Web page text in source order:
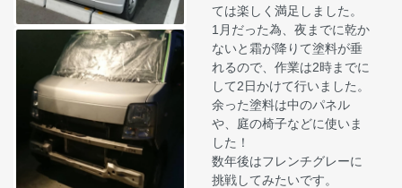
ては楽しく満足しました。
1月だった為、夜までに乾か
ないと霜が降りて塗料が垂
れるので、作業は2時までに
して2日かけて行いました。
余った塗料は中のパネル
や、庭の椅子などに使いま
した！
数年後はフレンチグレーに
挑戦してみたいです。